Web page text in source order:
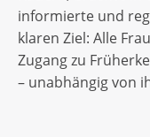
informierte und
klaren Ziel: Alle
Zugang zu
– unabhängig von